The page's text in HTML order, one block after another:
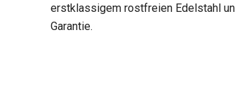
erstklassigem rostfreien Edelstahl
Garantie.